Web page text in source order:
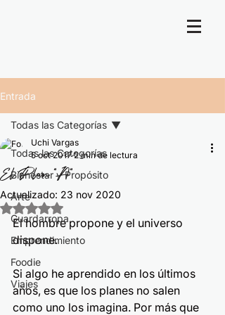
Entrada
Todas las Categorías
Bienestar y Propósito
Arte
Guardarropa
Emprendimiento
Foodie
Viajes
Todas las Categorías
El Plan "A"
Uchi Vargas
5 oct 2017 2 min de lectura
Actualizado: 23 nov 2020
Obtuvo NaN de 5 estrellas.
El hombre propone y el universo
dispone.
Si algo he aprendido en los últimos
años, es que los planes no salen
como uno los imagina. Por más que